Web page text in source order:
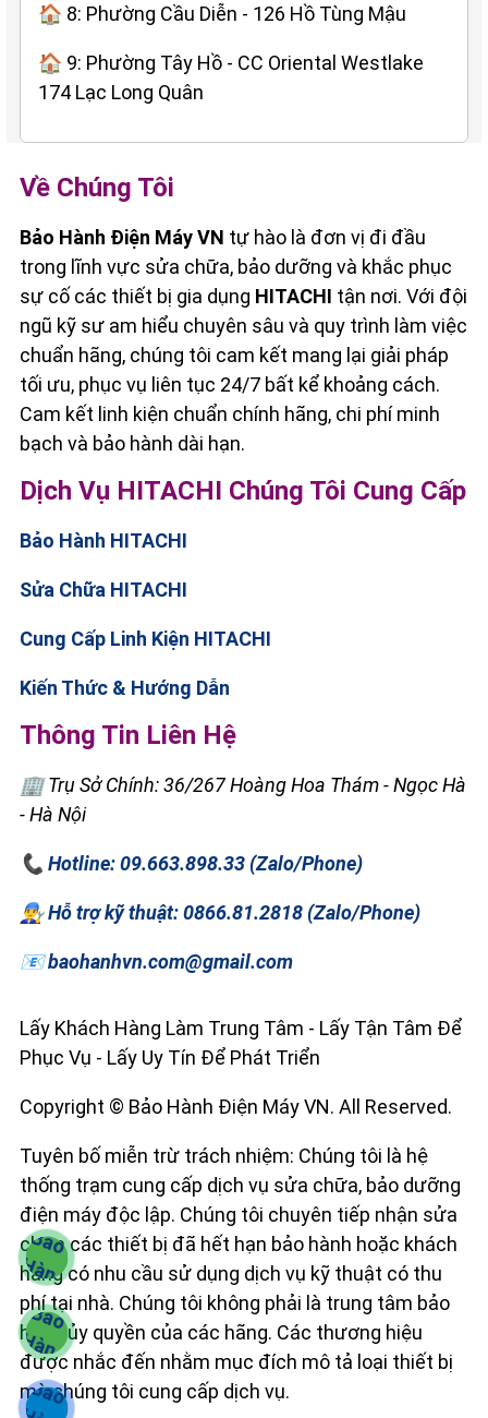
🏠 8: Phường Cầu Diễn - 126 Hồ Tùng Mậu
🏠 9: Phường Tây Hồ - CC Oriental Westlake
174 Lạc Long Quân
Về Chúng Tôi
Bảo Hành Điện Máy VN tự hào là đơn vị đi đầu
trong lĩnh vực sửa chữa, bảo dưỡng và khắc phục
sự cố các thiết bị gia dụng HITACHI tận nơi. Với đội
ngũ kỹ sư am hiểu chuyên sâu và quy trình làm việc
chuẩn hãng, chúng tôi cam kết mang lại giải pháp
tối ưu, phục vụ liên tục 24/7 bất kể khoảng cách.
Cam kết linh kiện chuẩn chính hãng, chi phí minh
bạch và bảo hành dài hạn.
Dịch Vụ HITACHI Chúng Tôi Cung Cấp
Bảo Hành HITACHI
Sửa Chữa HITACHI
Cung Cấp Linh Kiện HITACHI
Kiến Thức & Hướng Dẫn
Thông Tin Liên Hệ
🏢 Trụ Sở Chính: 36/267 Hoàng Hoa Thám - Ngọc Hà
- Hà Nội
📞 Hotline: 09.663.898.33 (Zalo/Phone)
👨‍🔧 Hỗ trợ kỹ thuật: 0866.81.2818 (Zalo/Phone)
📧 baohanhvn.com@gmail.com
Lấy Khách Hàng Làm Trung Tâm - Lấy Tận Tâm Để
Phục Vụ - Lấy Uy Tín Để Phát Triển
Copyright © Bảo Hành Điện Máy VN. All Reserved.
Tuyên bố miễn trừ trách nhiệm: Chúng tôi là hệ
thống trạm cung cấp dịch vụ sửa chữa, bảo dưỡng
điện máy độc lập. Chúng tôi chuyên tiếp nhận sửa
chữa các thiết bị đã hết hạn bảo hành hoặc khách
hàng có nhu cầu sử dụng dịch vụ kỹ thuật có thu
phí tại nhà. Chúng tôi không phải là trung tâm bảo
hành ủy quyền của các hãng. Các thương hiệu
được nhắc đến nhằm mục đích mô tả loại thiết bị
mà chúng tôi cung cấp dịch vụ.